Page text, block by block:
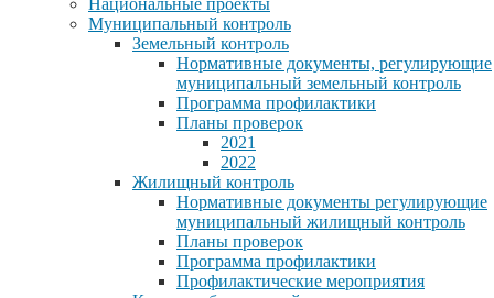
Муниципальный контроль
Земельный контроль
Нормативные документы, регулирующие
муниципальный земельный контроль
Программа профилактики
Планы проверок
2021
2022
Жилищный контроль
Нормативные документы регулирующие
муниципальный жилищный контроль
Планы проверок
Программа профилактики
Профилактические мероприятия